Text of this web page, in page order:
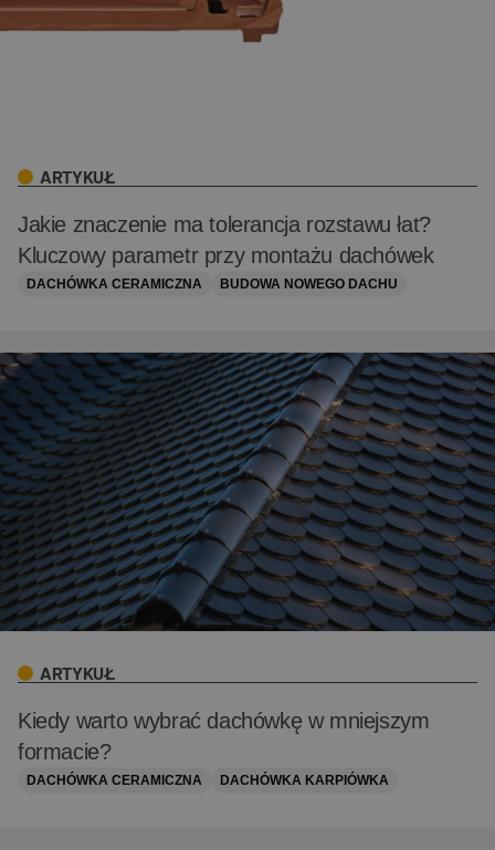
ARTYKUŁ
Jakie znaczenie ma tolerancja rozstawu łat?
Kluczowy parametr przy montażu dachówek
DACHÓWKA CERAMICZNA BUDOWA NOWEGO DACHU
ARTYKUŁ
Kiedy warto wybrać dachówkę w mniejszym
formacie?
DACHÓWKA CERAMICZNA DACHÓWKA KARPIÓWKA